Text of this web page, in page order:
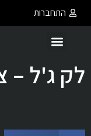
התחברות
לק ג'ל –